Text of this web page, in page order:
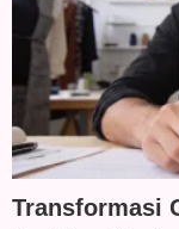
Transformasi